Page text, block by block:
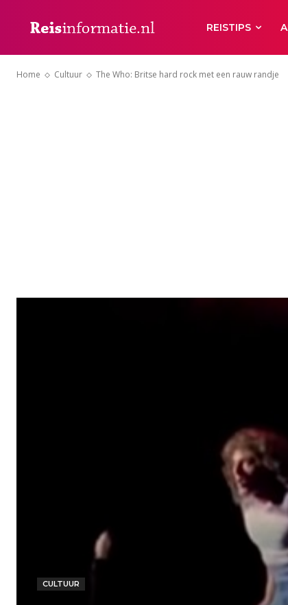
REISTIPS
Home Cultuur The Who: Britse hard rock met een rauw randje
CULTUUR